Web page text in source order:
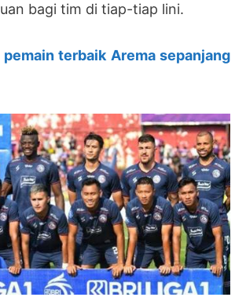
bagi tim di tiap-tiap lini.
pemain terbaik Arema sepanjang